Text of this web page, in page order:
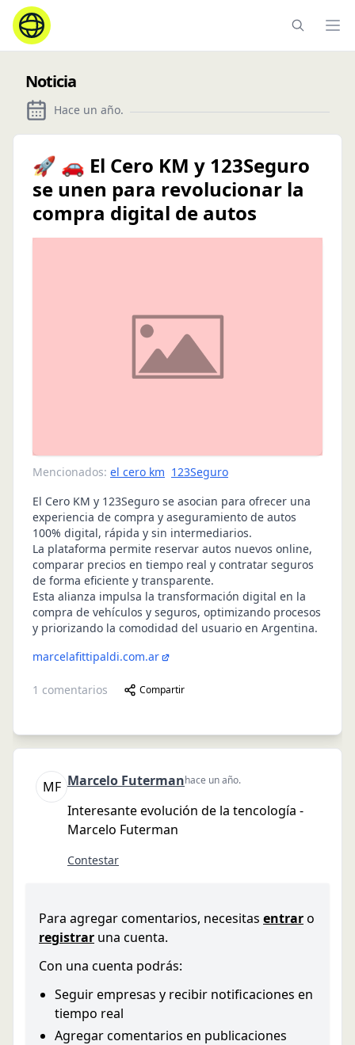
Noticia
Hace un año.
🚀 🚗 El Cero KM y 123Seguro
se unen para revolucionar la
compra digital de autos
Mencionados: el cero km 123Seguro
El Cero KM y 123Seguro se asocian para ofrecer una
experiencia de compra y aseguramiento de autos
100% digital, rápida y sin intermediarios.
La plataforma permite reservar autos nuevos online,
comparar precios en tiempo real y contratar seguros
de forma eficiente y transparente.
Esta alianza impulsa la transformación digital en la
compra de vehículos y seguros, optimizando procesos
y priorizando la comodidad del usuario en Argentina.
marcelafittipaldi.com.ar
1 comentarios Compartir
MF Marcelo Futermanhace un año.
Interesante evolución de la tencología -
Marcelo Futerman
Contestar
Para agregar comentarios, necesitas entraro
registrar una cuenta.
Con una cuenta podrás:
Seguir empresas y recibir notificaciones en
tiempo real
Agregar comentarios en publicaciones